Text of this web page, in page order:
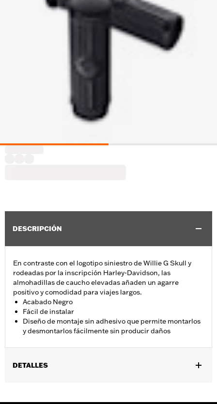
DESCRIPCIÓN
En contraste con el logotipo siniestro de Willie G Skull y
rodeadas por la inscripción Harley-Davidson, las
almohadillas de caucho elevadas añaden un agarre
positivo y comodidad para viajes largos.
Acabado Negro
Fácil de instalar
Diseño de montaje sin adhesivo que permite montarlos
y desmontarlos fácilmente sin producir daños
DETALLES